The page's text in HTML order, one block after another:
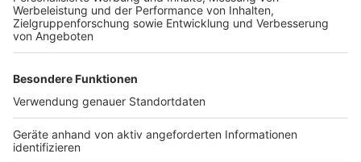
Weitere Themen von Rhein und Erft
Höhere Gebühren für Müll und Trinkwasser in
Hürth
Spatenstich für neue Feuer- und Rettungswache